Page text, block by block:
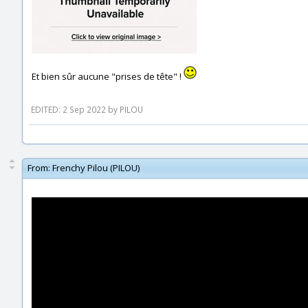
Et bien sûr aucune "prises de tête" !
EDITED: 2 Sep 2022 by PILOU
From: Frenchy Pilou (PILOU)